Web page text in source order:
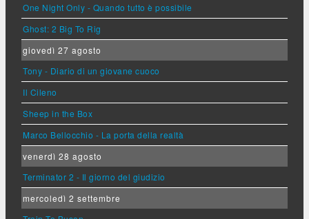
One Night Only - Quando tutto è possibile
Ghost: 2 Big To Rig
giovedì 27 agosto
Tony - Diario di un giovane cuoco
Il Cileno
Sheep in the Box
Marco Bellocchio - La porta della realtà
venerdì 28 agosto
Terminator 2 - Il giorno del giudizio
mercoledì 2 settembre